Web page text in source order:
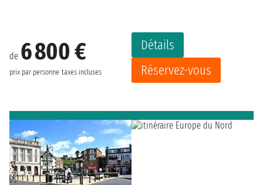
de 6 800 €
prix par personne taxes incluses
Détails
Réservez-vous